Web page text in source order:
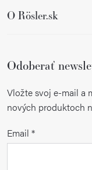
O Rösler.sk
Odoberať
Vložte svoj e-mail a
nových produktoch
Email